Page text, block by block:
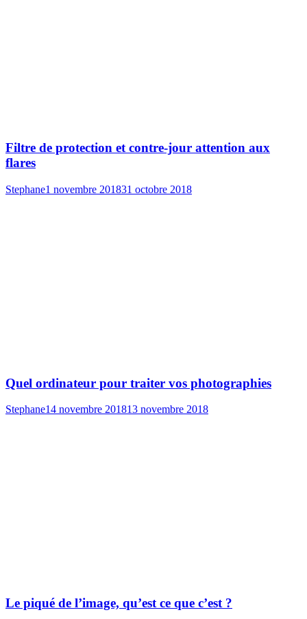
Filtre de protection et contre-jour attention aux
flares
Stephane1 novembre 201831 octobre 2018
Quel ordinateur pour traiter vos photographies
Stephane14 novembre 201813 novembre 2018
Le piqué de l’image, qu’est ce que c’est ?